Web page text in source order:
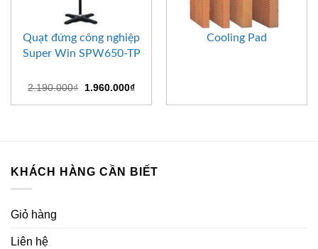
Quạt đứng công nghiệp
Super Win SPW650-TP
2.190.000₫
Giá
là:
1.960.000₫Giá
tại
Cooling Pad
KHÁCH HÀNG CẦN BIẾT
Giỏ hàng
Liên hệ